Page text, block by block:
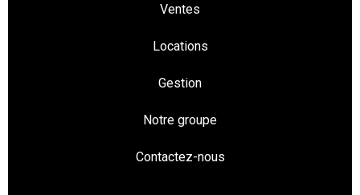
Ventes
Locations
Gestion
Notre groupe
Contactez-nous